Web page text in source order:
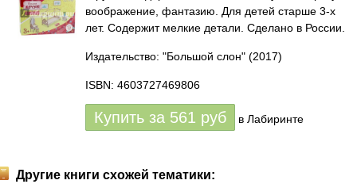
воображение, фантазию. Для детей старше 3-х
лет. Содержит мелкие детали. Сделано в России.
Издательство: "Большой слон" (2017)
ISBN: 4603727469806
Купить за 561 руб в Лабиринте
Другие книги схожей тематики: